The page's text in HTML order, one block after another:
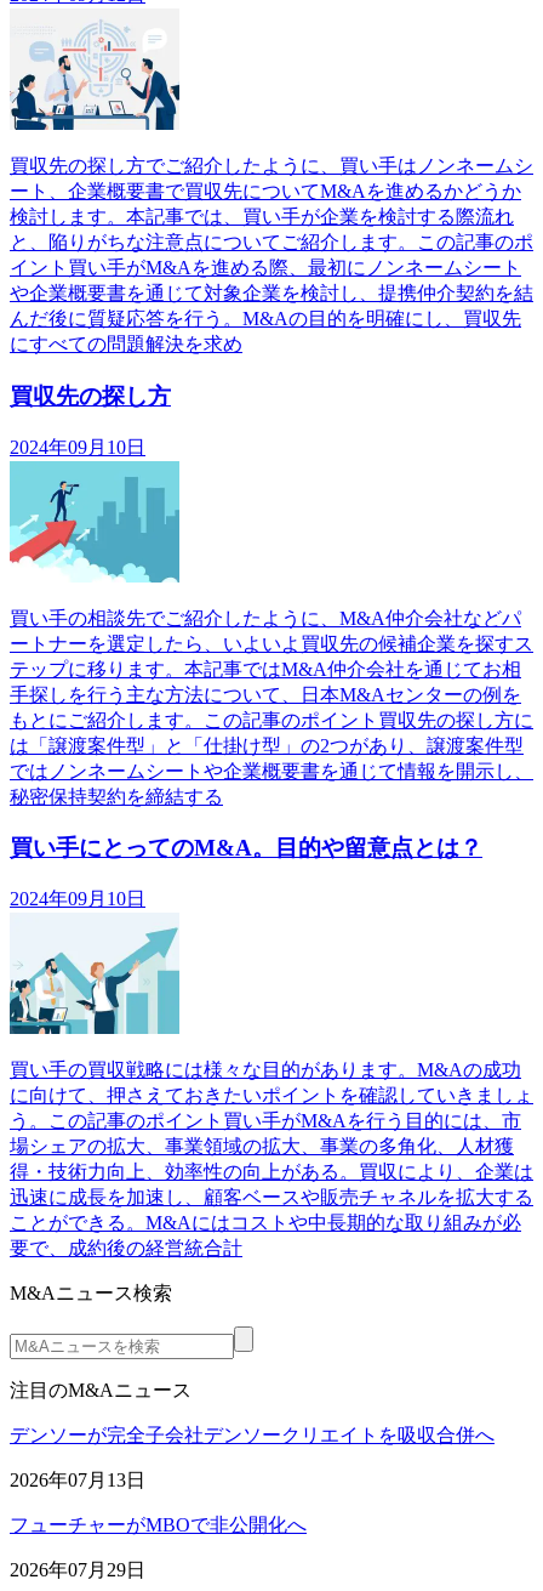
買収先の探し方でご紹介したように、買い手はノンネームシ
ート、企業概要書で買収先についてM&Aを進めるかどうか
検討します。本記事では、買い手が企業を検討する際流れ
と、陥りがちな注意点についてご紹介します。この記事のポ
イント買い手がM&Aを進める際、最初にノンネームシート
や企業概要書を通じて対象企業を検討し、提携仲介契約を結
んだ後に質疑応答を行う。M&Aの目的を明確にし、買収先
にすべての問題解決を求め
買収先の探し方
2024年09月10日
買い手の相談先でご紹介したように、M&A仲介会社などパ
ートナーを選定したら、いよいよ買収先の候補企業を探すス
テップに移ります。本記事ではM&A仲介会社を通じてお相
手探しを行う主な方法について、日本M&Aセンターの例を
もとにご紹介します。この記事のポイント買収先の探し方に
は「譲渡案件型」と「仕掛け型」の2つがあり、譲渡案件型
ではノンネームシートや企業概要書を通じて情報を開示し、
秘密保持契約を締結する
買い手にとってのM&A。目的や留意点とは？
2024年09月10日
買い手の買収戦略には様々な目的があります。M&Aの成功
に向けて、押さえておきたいポイントを確認していきましょ
う。この記事のポイント買い手がM&Aを行う目的には、市
場シェアの拡大、事業領域の拡大、事業の多角化、人材獲
得・技術力向上、効率性の向上がある。買収により、企業は
迅速に成長を加速し、顧客ベースや販売チャネルを拡大する
ことができる。M&Aにはコストや中長期的な取り組みが必
要で、成約後の経営統合計
M&Aニュース検索
注目のM&Aニュース
デンソーが完全子会社デンソークリエイトを吸収合併へ
2026年07月13日
フューチャーがMBOで非公開化へ
2026年07月29日